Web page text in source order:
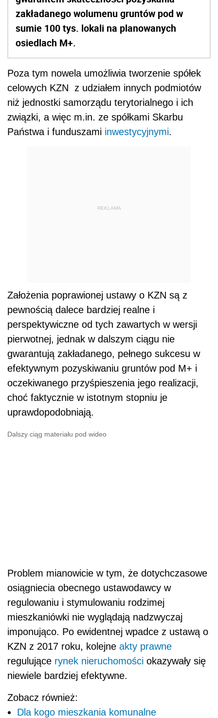
zakładanego wolumenu gruntów pod w
sumie 100 tys. lokali na planowanych
osiedlach M+.
Poza tym nowela umożliwia tworzenie spółek
celowych KZN z udziałem innych podmiotów
niż jednostki samorządu terytorialnego i ich
związki, a więc m.in. ze spółkami Skarbu
Państwa i funduszami inwestycyjnymi.
REKLAMA
Założenia poprawionej ustawy o KZN są z
pewnością dalece bardziej realne i
perspektywiczne od tych zawartych w wersji
pierwotnej, jednak w dalszym ciągu nie
gwarantują zakładanego, pełnego sukcesu w
efektywnym pozyskiwaniu gruntów pod M+ i
oczekiwanego przyśpieszenia jego realizacji,
choć faktycznie w istotnym stopniu je
uprawdopodobniają.
Dalszy ciąg materiału pod wideo
Problem mianowicie w tym, że dotychczasowe
osiągniecia obecnego ustawodawcy w
regulowaniu i stymulowaniu rodzimej
mieszkaniówki nie wyglądają nadzwyczaj
imponująco. Po ewidentnej wpadce z ustawą o
KZN z 2017 roku, kolejne akty prawne
regulujące rynek nieruchomości okazywały się
niewiele bardziej efektywne.
Zobacz również:
Dla kogo mieszkania komunalne